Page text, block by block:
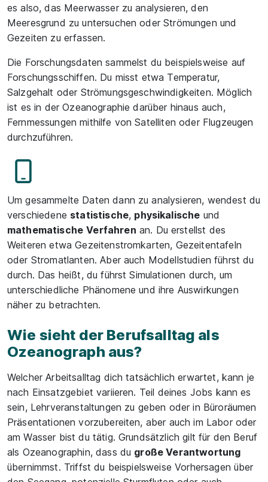
es also, das Meerwasser zu analysieren, den
Meeresgrund zu untersuchen oder Strömungen und
Gezeiten zu erfassen.
Die Forschungsdaten sammelst du beispielsweise auf
Forschungsschiffen. Du misst etwa Temperatur,
Salzgehalt oder Strömungsgeschwindigkeiten. Möglich
ist es in der Ozeanographie darüber hinaus auch,
Fernmessungen mithilfe von Satelliten oder Flugzeugen
durchzuführen.
Um gesammelte Daten dann zu analysieren, wendest du
verschiedene statistische, physikalische und
mathematische Verfahren an. Du erstellst des
Weiteren etwa Gezeitenstromkarten, Gezeitentafeln
oder Stromatlanten. Aber auch Modellstudien führst du
durch. Das heißt, du führst Simulationen durch, um
unterschiedliche Phänomene und ihre Auswirkungen
näher zu betrachten.
Wie sieht der Berufsalltag als
Ozeanograph aus?
Welcher Arbeitsalltag dich tatsächlich erwartet, kann je
nach Einsatzgebiet variieren. Teil deines Jobs kann es
sein, Lehrveranstaltungen zu geben oder in Büroräumen
Präsentationen vorzubereiten, aber auch im Labor oder
am Wasser bist du tätig. Grundsätzlich gilt für den Beruf
als Ozeanographin, dass du große Verantwortung
übernimmst. Triffst du beispielsweise Vorhersagen über